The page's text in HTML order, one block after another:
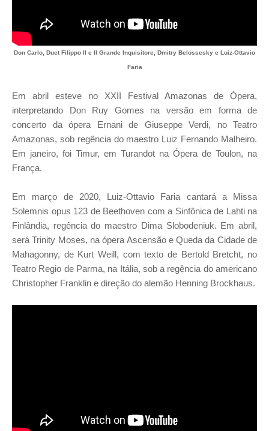
Don Carlo, Duet Filippo II e Il Grande Inquisitore, Dmitry Belossesky e Luiz-Ottavio
Faria
Em abril esteve no XXII Festival Amazonas de Ópera,
interpretando Don Ruy Gomes na versão em forma de
concerto da ópera Ernani de Giuseppe Verdi, no Teatro
Amazonas, sob regência do maestro Luiz Fernando Malheiro.
Em janeiro, foi Timur, em Turandot na Ópera de Toulon, na
França.
Em março de 2020, Luiz-Ottavio Faria cantará a Missa
Solemnis opus 123 de Beethoven com a Sinfônica de Lahti na
Finlândia, regência do maestro Dima Slobodeniuk. Em abril,
será Trinity Moses, na ópera Ascensão e Queda da Cidade de
Mahagonny, de Kurt Weill, com texto de Bertold Bretcht, no
Teatro Regio de Parma, na Itália, sob a regência do americano
Christopher Franklin e direção do alemão Henning Brockhaus.